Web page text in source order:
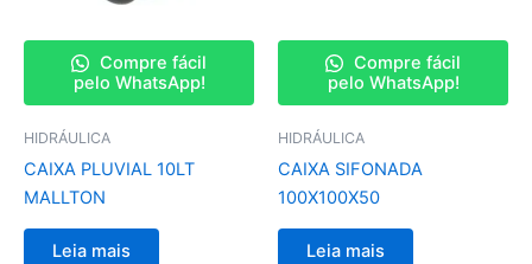
Compre fácil
pelo WhatsApp!
HIDRÁULICA
CAIXA PLUVIAL 10LT
MALLTON
Leia mais
Compre fácil
pelo WhatsApp!
HIDRÁULICA
CAIXA SIFONADA
100X100X50
Leia mais